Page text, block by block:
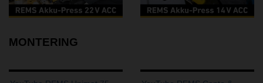
MONTERING